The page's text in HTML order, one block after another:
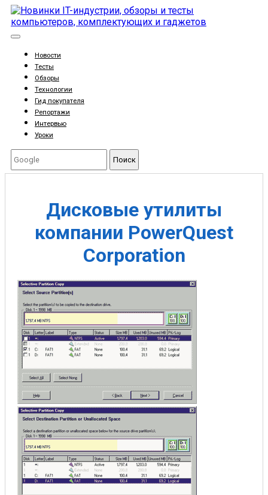
Новости
Тесты
Обзоры
Технологии
Гид покупателя
Репортажи
Интервью
Уроки
Поиск
Дисковые утилиты
компании PowerQuest
Corporation